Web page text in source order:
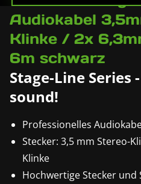
Audiokabel
Klinke / 2x
6m schwarz
Stage-Line Series
sound!
Professionelles
Stecker: 3,5 mm Stereo-
Klinke
Hochwertige Stecker und